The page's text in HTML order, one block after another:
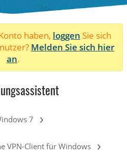
haben, loggen Sie sich
Melden Sie sich hier
an.
7 ›
VPN-Client für Windows ›